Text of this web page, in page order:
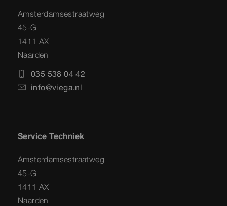
Amsterdamsestraatweg
45-G
1411 AX
Naarden
035 538 04 42
info@viega.nl
Service Techniek
Amsterdamsestraatweg
45-G
1411 AX
Naarden